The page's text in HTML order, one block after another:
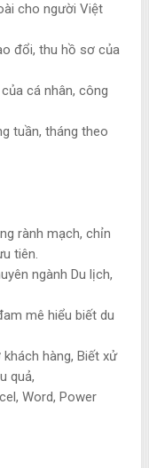
cho người Việt
đổi, thu hồ sơ của
cá nhân, công
tuần, tháng theo
rành mạch, chỉn
tiên.
ngành Du lịch,
mê hiểu biết du
hàng, Biết xử
quả,
Word, Power